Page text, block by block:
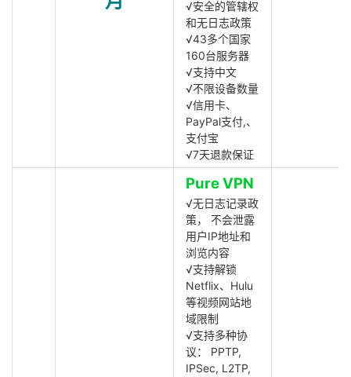
√安全的管辖权
和无日志政策
√43多个国家
160台服务器
√支持中文
√不限设备数量
√信用卡、
PayPal支付,、
支付宝
√7天退款保证
Pure VPN
√无日志记录政
策， 不会泄露
用户IP地址和
浏览内容
√支持解锁
Netflix、Hulu
等视频网站地
域限制
√支持多种协
议： PPTP,
IPSec, L2TP,